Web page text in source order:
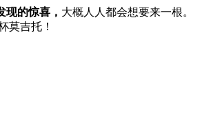
的惊喜， 大概人人都会想要来一根。
莫吉托！